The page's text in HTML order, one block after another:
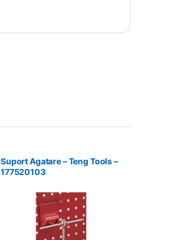
Suport Agatare – Teng Tools –
177520103